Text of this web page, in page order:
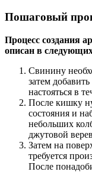
Пошаговый
Процесс создания
описан в
Свинину
затем
настояться в
После кишку
состояния и
небольших
джутовой
Затем на
требуется
После